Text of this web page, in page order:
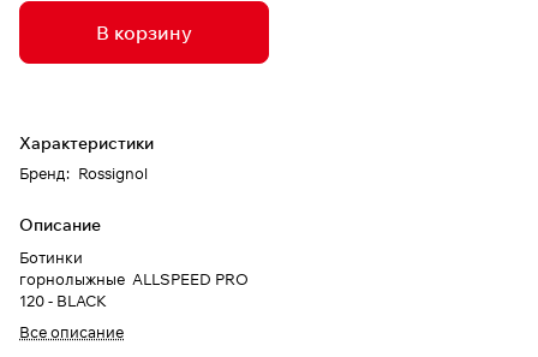
В корзину
Характеристики
Бренд: Rossignol
Описание
Ботинки
горнолыжные ALLSPEED PRO
120 - BLACK
Все описание